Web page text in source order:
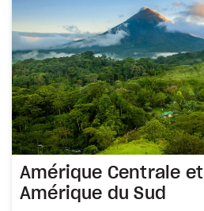
Amérique Centrale et
Amérique du Sud